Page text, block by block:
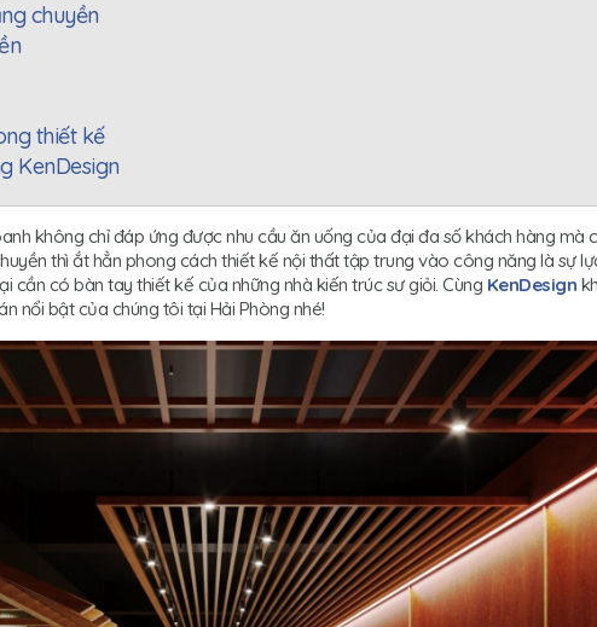
chuyền
thiết kế
KenDesign
không chỉ đáp ứng được nhu cầu ăn uống của đại đa số khách hàng mà
thì ắt hẳn phong cách thiết kế nội thất tập trung vào công năng là sự
cần có bàn tay thiết kế của những nhà kiến trúc sư giỏi. Cùng KenDesign
nổi bật của chúng tôi tại Hải Phòng nhé!